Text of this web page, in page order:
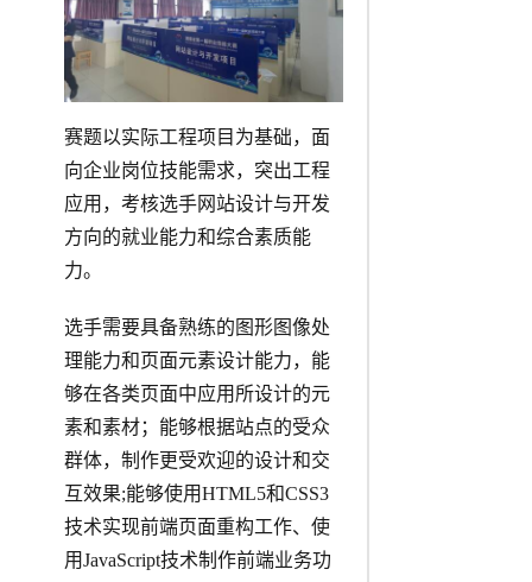
赛题以实际工程项目为基础，面
向企业岗位技能需求，突出工程
应用，考核选手网站设计与开发
方向的就业能力和综合素质能
力。
选手需要具备熟练的图形图像处
理能力和页面元素设计能力，能
够在各类页面中应用所设计的元
素和素材；能够根据站点的受众
群体，制作更受欢迎的设计和交
互效果;能够使用HTML5和CSS3
技术实现前端页面重构工作、使
用JavaScript技术制作前端业务功